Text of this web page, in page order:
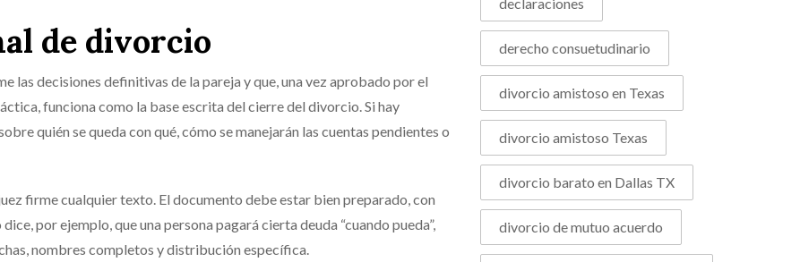
de divorcio
las decisiones definitivas de la pareja y que, una vez aprobado por el
funciona como la base escrita del cierre del divorcio. Si hay
quién se queda con qué, cómo se manejarán las cuentas pendientes o
firme cualquier texto. El documento debe estar bien preparado, con
por ejemplo, que una persona pagará cierta deuda “cuando pueda”,
nombres completos y distribución específica.
derecho consuetudinario
divorcio amistoso en Texas
divorcio amistoso Texas
divorcio barato en Dallas TX
divorcio de mutuo acuerdo